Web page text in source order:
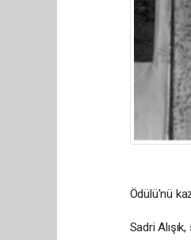
Ödülü'nü
Sadri